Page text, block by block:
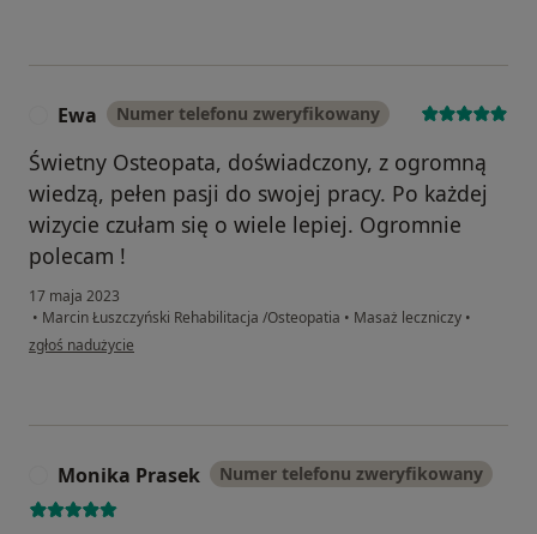
Ewa Numer telefonu zweryfikowany
Świetny Osteopata, doświadczony, z ogromną
wiedzą, pełen pasji do swojej pracy. Po każdej
wizycie czułam się o wiele lepiej. Ogromnie
polecam !
17 maja 2023
• Marcin Łuszczyński Rehabilitacja /Osteopatia • Masaż leczniczy •
w opinii użytkownika Ewa
zgłoś nadużycie
Monika Prasek Numer telefonu zweryfikowany